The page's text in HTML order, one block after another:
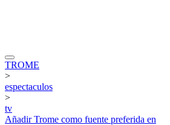
TROME
>
espectaculos
>
tv
AñadirTrome como fuente preferida en